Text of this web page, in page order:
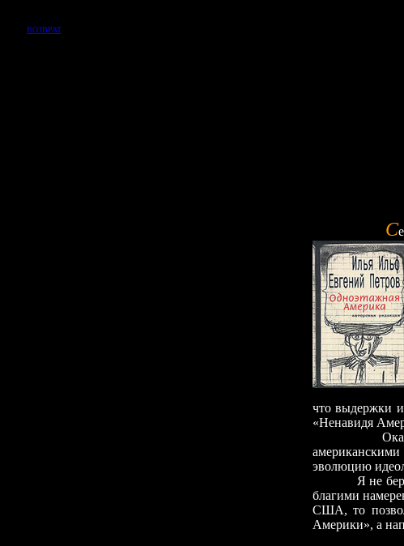
ВОЗВРАТ
С
что выдержки
«Ненавидя
эволюцию
Я не берусь
благими
США, то
Америки», а